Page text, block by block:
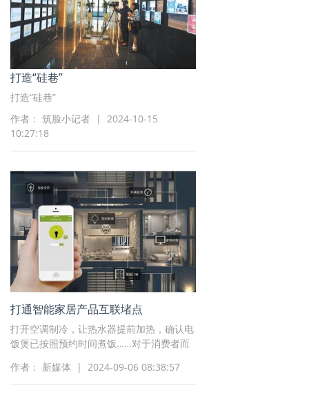
打造“硅巷”
打造“硅巷”
作者： 筑脸小记者 | 2024-10-15
10:27:18
打通智能家居产品互联堵点
打开空调制冷，让热水器提前加热，确认电
饭煲已按照预约时间煮饭……对于消费者而
生。然而，智能家居不同品牌、不同设备之
间交互不够便捷，给日常使用带来困扰
作者： 新媒体 | 2024-09-06 08:38:57